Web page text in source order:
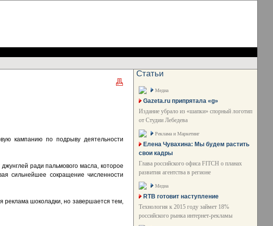
кампанию по подрыву деятельности
ради пальмового масла, которое
сильнейшее сокращение численности
реклама шоколадки, но завершается тем,
Статьи
Медиа
Gazeta.ru припрятала «g»
Издание убрало из «шапки» спорный логотип
от Студии Лебедева
Реклама и Маркетинг
Елена Чувахина: Мы будем растить
свои кадры
Глава российского офиса FITCH о планах
развития агентства в регионе
Медиа
RTB готовит наступление
Технология к 2015 году займет 18%
российского рынка интернет-рекламы